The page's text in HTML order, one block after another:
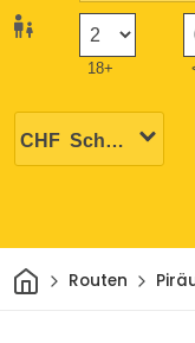
18+
HeimRouten